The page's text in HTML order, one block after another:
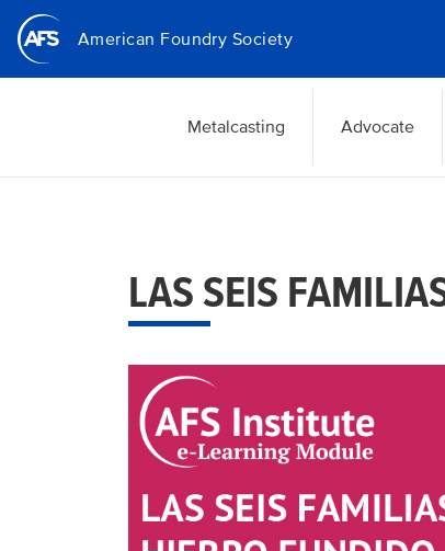
Skip
main
American Foundry Society
Metalcasting Advocate
LAS SEIS